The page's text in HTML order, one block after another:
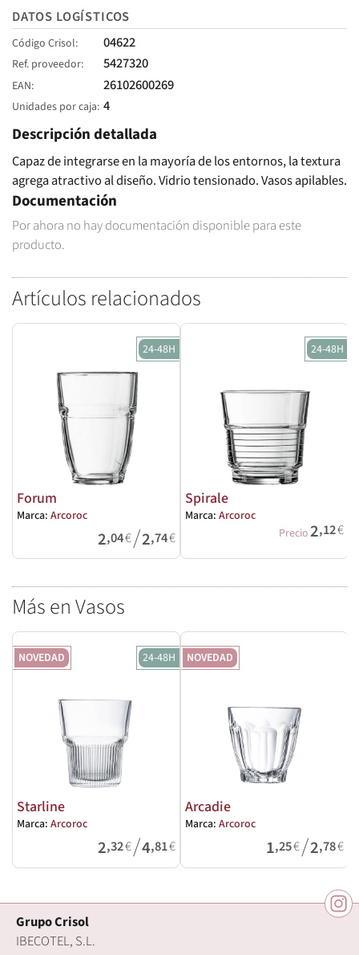
DATOS LOGÍSTICOS
Código Crisol 04622
Ref. proveedor 5427320
EAN 26102600269
Unidades por caja 4
Descripción detallada
Capaz de integrarse en la mayoría de los entornos, la textura
agrega atractivo al diseño. Vidrio tensionado. Vasos apilables.
Documentación
Por ahora no hay documentación disponible para este
producto.
Artículos relacionados
24-48H
Forum
Marca: Arcoroc
2,04€/2,74€
24-48H
Spirale
Marca: Arcoroc
Precio2,12€
Más en Vasos
NOVEDAD 24-48H
Starline
Marca: Arcoroc
2,32€/4,81€
NOVEDAD
Arcadie
Marca: Arcoroc
1,25€/2,78€
Grupo Crisol
IBECOTEL, S.L.